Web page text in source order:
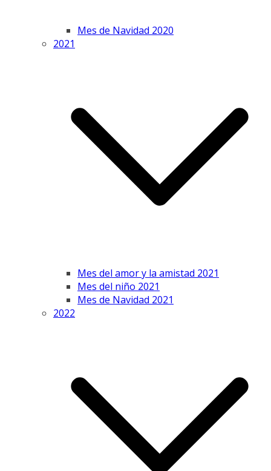
Mes de Navidad 2020
2021
Mes del amor y la amistad 2021
Mes del niño 2021
Mes de Navidad 2021
2022